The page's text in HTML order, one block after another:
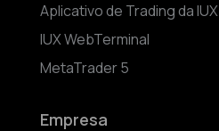
Aplicativo de Trading da IUX
IUX WebTerminal
MetaTrader 5
Empresa